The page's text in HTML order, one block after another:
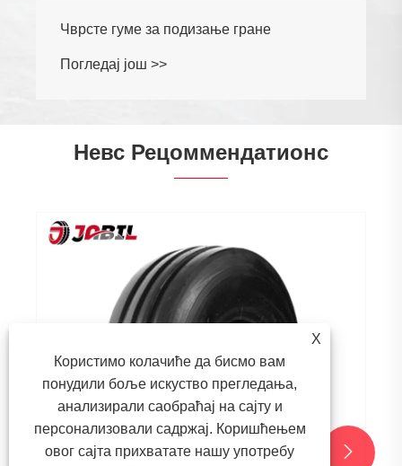
Чврсте гуме за подизање гране
Погледај још >>
Невс Рецоммендатионс
 
X
Користимо колачиће да бисмо вам
понудили боље искуство прегледања,
анализирали саобраћај на сајту и
персонализовали садржај. Коришћењем
овог сајта прихватате нашу употребу